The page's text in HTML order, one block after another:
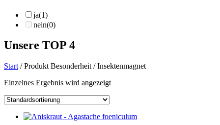
ja(1)
nein(0)
Unsere TOP 4
Start / Produkt Besonderheit / Insektenmagnet
Einzelnes Ergebnis wird angezeigt